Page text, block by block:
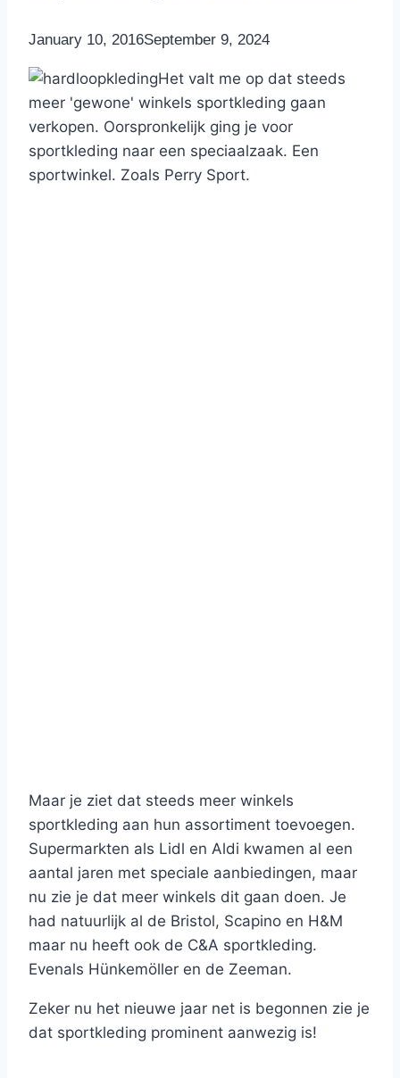
ByNicole
January 10, 2016September 9, 2024
Het valt me op dat steeds
meer 'gewone' winkels sportkleding gaan
verkopen. Oorspronkelijk ging je voor
sportkleding naar een speciaalzaak. Een
sportwinkel. Zoals Perry Sport.
Maar je ziet dat steeds meer winkels
sportkleding aan hun assortiment toevoegen.
Supermarkten als Lidl en Aldi kwamen al een
aantal jaren met speciale aanbiedingen, maar
nu zie je dat meer winkels dit gaan doen. Je
had natuurlijk al de Bristol, Scapino en H&M
maar nu heeft ook de C&A sportkleding.
Evenals Hünkemöller en de Zeeman.
Zeker nu het nieuwe jaar net is begonnen zie je
dat sportkleding prominent aanwezig is!